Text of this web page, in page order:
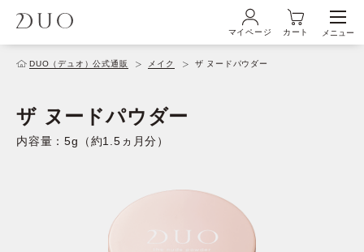
ログイン・新規会員登録
初めての方へ
マイページ カート メニュー
DUO（デュオ）公式通販 メイク ザ ヌードパウダー
ザ ヌードパウダー
内容量：5g（約1.5ヵ月分）